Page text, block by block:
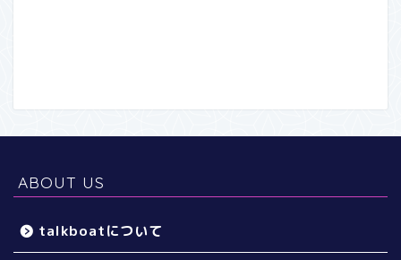
ABOUT US
talkboatについて